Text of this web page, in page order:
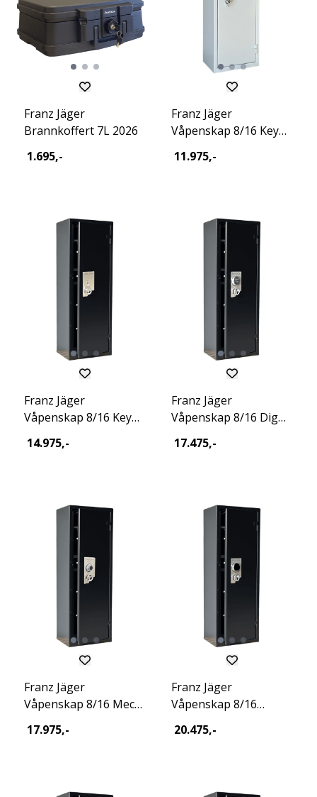
Franz Jäger
Brannkoffert 7L 2026
1.695,-
Franz Jäger
Våpenskap 8/16 Key
11.975,-
Franz Jäger
Våpenskap 8/16 Key
14.975,-
Franz Jäger
Våpenskap 8/16 Dig
17.475,-
Franz Jäger
Våpenskap 8/16 Mec
17.975,-
Franz Jäger
Våpenskap 8/16
20.475,-